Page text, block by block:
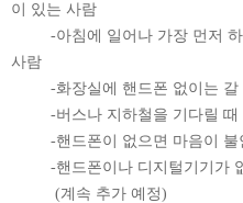
이 있는 사람
-아침에 일어나 가장 먼저 하
사람
-화장실에 핸드폰 없이는 갈
-버스나 지하철을 기다릴 때
-핸드폰이 없으면 마음이 불
-핸드폰이나 디지털기기가 없
(계속 추가 예정)